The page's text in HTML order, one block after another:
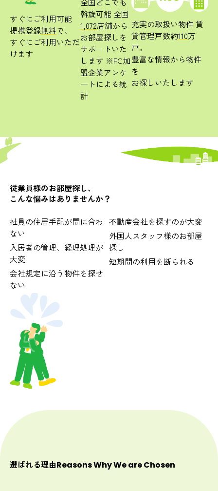
すぐにご利用可能
提携登録無料で、
すぐにご利用いただ
けます
斡旋可能 全国
1,072店舗から
お部屋探しを
サポートいた
します ※FC加
盟企業アンケ
ートによる統
計
充実の取扱い物件賃
貸管理戸数約110万
戸。
豊富な情報から物件
を
お探しいたします
従業員様のお部屋探し、
こんな悩みはありませんか？
社員の住居手配が間に合わ
ない
入居者の管理、経理処理が
大変
会社規定に沿う物件を探せ
ない
不動産会社を探すのが大変
外国人スタッフ様のお部屋
探し
短期間の利用を断られる
選ばれる理由Reasons Why We are Chosen